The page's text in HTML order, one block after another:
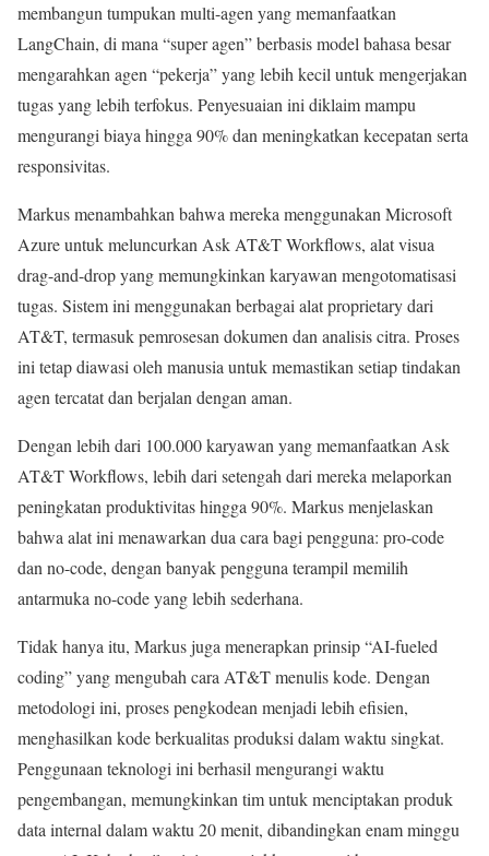
membangun tumpukan multi-agen yang memanfaatkan
LangChain, di mana “super agen” berbasis model bahasa besar
mengarahkan agen “pekerja” yang lebih kecil untuk mengerjakan
tugas yang lebih terfokus. Penyesuaian ini diklaim mampu
mengurangi biaya hingga 90% dan meningkatkan kecepatan serta
responsivitas.
Markus menambahkan bahwa mereka menggunakan Microsoft
Azure untuk meluncurkan Ask AT&T Workflows, alat visua
drag-and-drop yang memungkinkan karyawan mengotomatisasi
tugas. Sistem ini menggunakan berbagai alat proprietary dari
AT&T, termasuk pemrosesan dokumen dan analisis citra. Proses
ini tetap diawasi oleh manusia untuk memastikan setiap tindakan
agen tercatat dan berjalan dengan aman.
Dengan lebih dari 100.000 karyawan yang memanfaatkan Ask
AT&T Workflows, lebih dari setengah dari mereka melaporkan
peningkatan produktivitas hingga 90%. Markus menjelaskan
bahwa alat ini menawarkan dua cara bagi pengguna: pro-code
dan no-code, dengan banyak pengguna terampil memilih
antarmuka no-code yang lebih sederhana.
Tidak hanya itu, Markus juga menerapkan prinsip “AI-fueled
coding” yang mengubah cara AT&T menulis kode. Dengan
metodologi ini, proses pengkodean menjadi lebih efisien,
menghasilkan kode berkualitas produksi dalam waktu singkat.
Penggunaan teknologi ini berhasil mengurangi waktu
pengembangan, memungkinkan tim untuk menciptakan produk
data internal dalam waktu 20 menit, dibandingkan enam minggu